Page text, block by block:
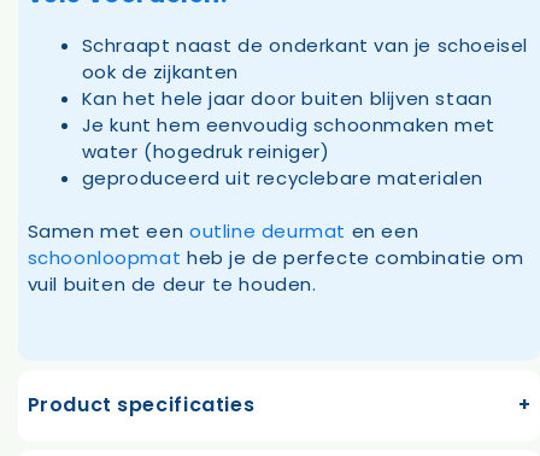
Schraapt naast de onderkant van je schoeisel
ook de zijkanten
Kan het hele jaar door buiten blijven staan
Je kunt hem eenvoudig schoonmaken met
water (hogedruk reiniger)
geproduceerd uit recyclebare materialen
Samen met een outline deurmat en een
schoonloopmat heb je de perfecte combinatie om
vuil buiten de deur te houden.
Product specificaties